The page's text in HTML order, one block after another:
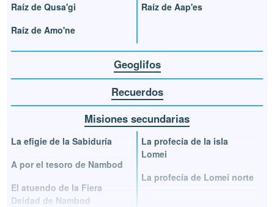
Raíz de Qusa'gi
Raíz de Amo'ne
Raíz de Aap'es
Geoglifos
Recuerdos
Misiones secundarias
La efigie de la Sabiduría
A por el tesoro de Nambod
El atuendo de la Fiera
Deidad de Nambod
La profecía de la isla
Lomei
La profecía de Lomei norte